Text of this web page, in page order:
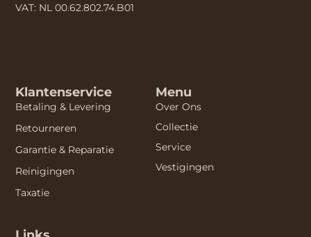
Menu
Over Ons
Collectie
Service
Vestigingen
Klantenservice
Betaling & Levering
Retourneren
Garantie & Reparatie
Reinigingen
Taxatie
VAT: NL 00.62.802.74.B01